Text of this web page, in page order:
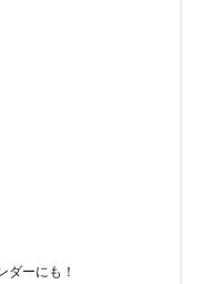
ダーにも！